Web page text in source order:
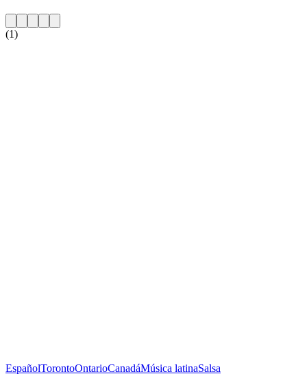
(1)
EspañolTorontoOntarioCanadáMúsica latinaSalsa